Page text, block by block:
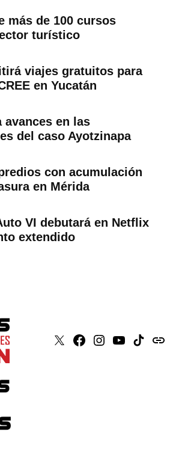
más de 100 cursos
turístico
viajes gratuitos para
en Yucatán
avances en las
del caso Ayotzinapa
con acumulación
en Mérida
VI debutará en Netflix
extendido
X Faceboook
Instagram
YoutubeTiktokissuu